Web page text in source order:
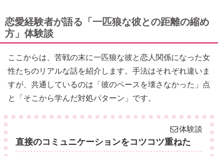
恋愛経験者が語る「一匹狼な彼との距離の縮め
方」体験談
ここからは、苦戦の末に一匹狼な彼と恋人関係になった女
性たちのリアルな話を紹介します。手法はそれぞれ違いま
すが、共通しているのは「彼のペースを壊さなかった」点
と「そこから学んだ対処パターン」です。
体験談
直接のコミュニケーションをコツコツ重ねた